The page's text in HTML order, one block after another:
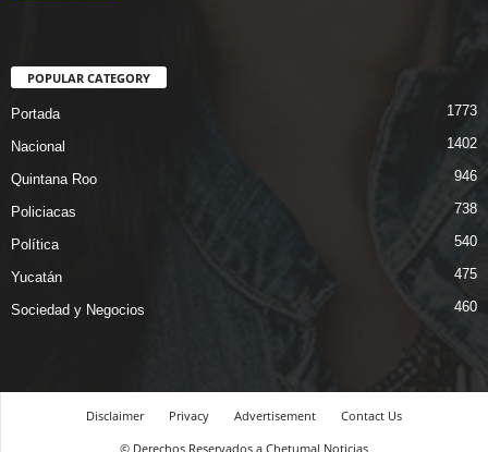
POPULAR CATEGORY
Portada 1773
Nacional 1402
Quintana Roo 946
Policiacas 738
Política 540
Yucatán 475
Sociedad y Negocios 460
Disclaimer Privacy Advertisement
Contact Us
© Derechos Reservados a Chetumal Noticias